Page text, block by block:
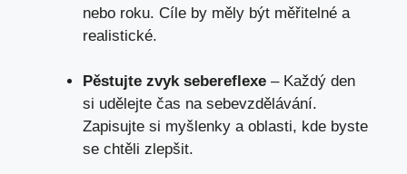
nebo roku. Cíle by měly být měřitelné a
realistické.
Pěstujte zvyk sebereflexe – Každý den
si udělejte čas na sebevzdělávání.
Zapisujte si myšlenky a oblasti, kde byste
se chtěli zlepšit.